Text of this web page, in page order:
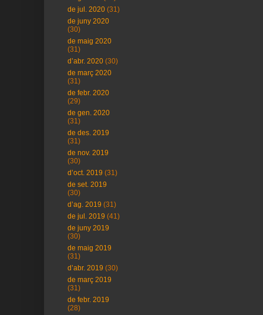
de jul. 2020 (31)
de juny 2020
(30)
de maig 2020
(31)
d’abr. 2020 (30)
de març 2020
(31)
de febr. 2020
(29)
de gen. 2020
(31)
de des. 2019
(31)
de nov. 2019
(30)
d’oct. 2019 (31)
de set. 2019
(30)
d’ag. 2019 (31)
de jul. 2019 (41)
de juny 2019
(30)
de maig 2019
(31)
d’abr. 2019 (30)
de març 2019
(31)
de febr. 2019
(28)